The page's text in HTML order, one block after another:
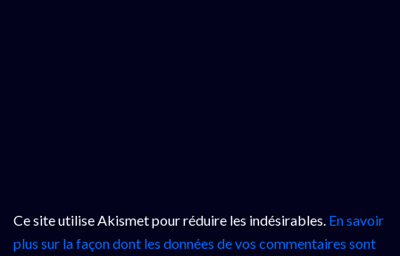
Ce site utilise Akismet pour réduire les indésirables. En savoir
plus sur la façon dont les données de vos commentaires sont